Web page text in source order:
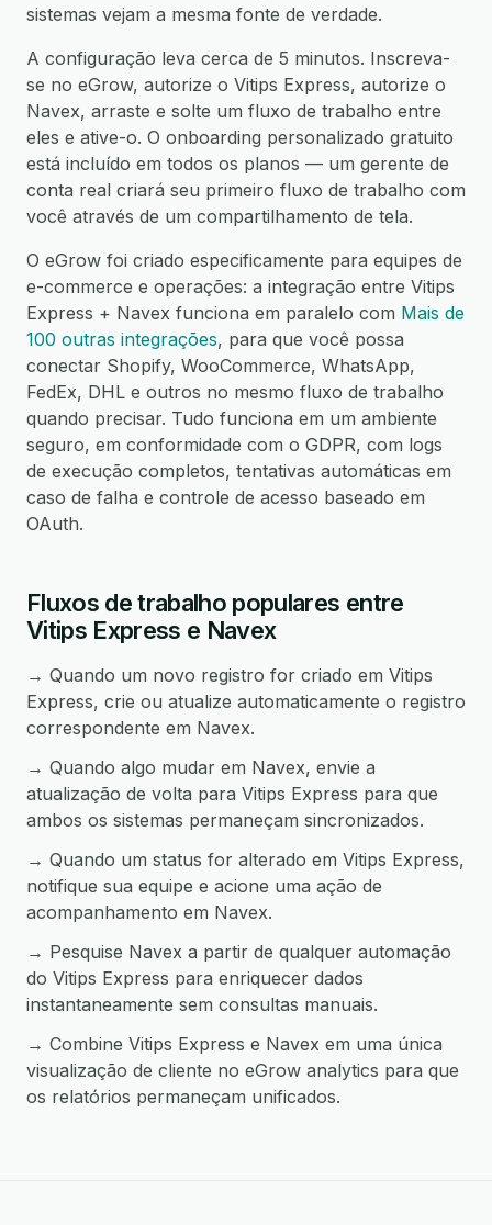
sistemas vejam a mesma fonte de verdade.
A configuração leva cerca de 5 minutos. Inscreva-
se no eGrow, autorize o Vitips Express, autorize o
Navex, arraste e solte um fluxo de trabalho entre
eles e ative-o. O onboarding personalizado gratuito
está incluído em todos os planos — um gerente de
conta real criará seu primeiro fluxo de trabalho com
você através de um compartilhamento de tela.
O eGrow foi criado especificamente para equipes de
e-commerce e operações: a integração entre Vitips
Express + Navex funciona em paralelo com Mais de
100 outras integrações, para que você possa
conectar Shopify, WooCommerce, WhatsApp,
FedEx, DHL e outros no mesmo fluxo de trabalho
quando precisar. Tudo funciona em um ambiente
seguro, em conformidade com o GDPR, com logs
de execução completos, tentativas automáticas em
caso de falha e controle de acesso baseado em
OAuth.
Fluxos de trabalho populares entre
Vitips Express e Navex
→ Quando um novo registro for criado em Vitips
Express, crie ou atualize automaticamente o registro
correspondente em Navex.
→ Quando algo mudar em Navex, envie a
atualização de volta para Vitips Express para que
ambos os sistemas permaneçam sincronizados.
→ Quando um status for alterado em Vitips Express,
notifique sua equipe e acione uma ação de
acompanhamento em Navex.
→ Pesquise Navex a partir de qualquer automação
do Vitips Express para enriquecer dados
instantaneamente sem consultas manuais.
→ Combine Vitips Express e Navex em uma única
visualização de cliente no eGrow analytics para que
os relatórios permaneçam unificados.